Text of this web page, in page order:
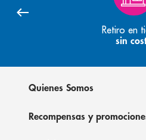
Retiro en
sin
Quienes Somos
Recompensas y